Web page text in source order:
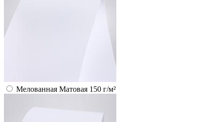
Мелованная Матовая 150 г/м²